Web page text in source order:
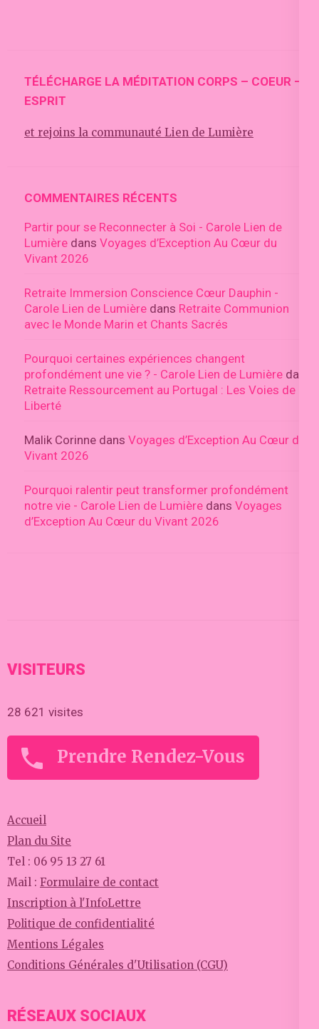
TÉLÉCHARGE LA MÉDITATION CORPS – COEUR –
ESPRIT
et rejoins la communauté Lien de Lumière
COMMENTAIRES RÉCENTS
Partir pour se Reconnecter à Soi - Carole Lien de
Lumière dans Voyages d’Exception Au Cœur du
Vivant 2026
Retraite Immersion Conscience Cœur Dauphin -
Carole Lien de Lumière dans Retraite Communion
avec le Monde Marin et Chants Sacrés
Pourquoi certaines expériences changent
profondément une vie ? - Carole Lien de Lumière dans
Retraite Ressourcement au Portugal : Les Voies de la
Liberté
Malik Corinne dans Voyages d’Exception Au Cœur du
Vivant 2026
Pourquoi ralentir peut transformer profondément
notre vie - Carole Lien de Lumière dans Voyages
d’Exception Au Cœur du Vivant 2026
VISITEURS
28 621 visites
Prendre Rendez-Vous
Accueil
Plan du Site
Tel : 06 95 13 27 61
Mail : Formulaire de contact
Inscription à l'InfoLettre
Politique de confidentialité
Mentions Légales
Conditions Générales d'Utilisation (CGU)
RÉSEAUX SOCIAUX